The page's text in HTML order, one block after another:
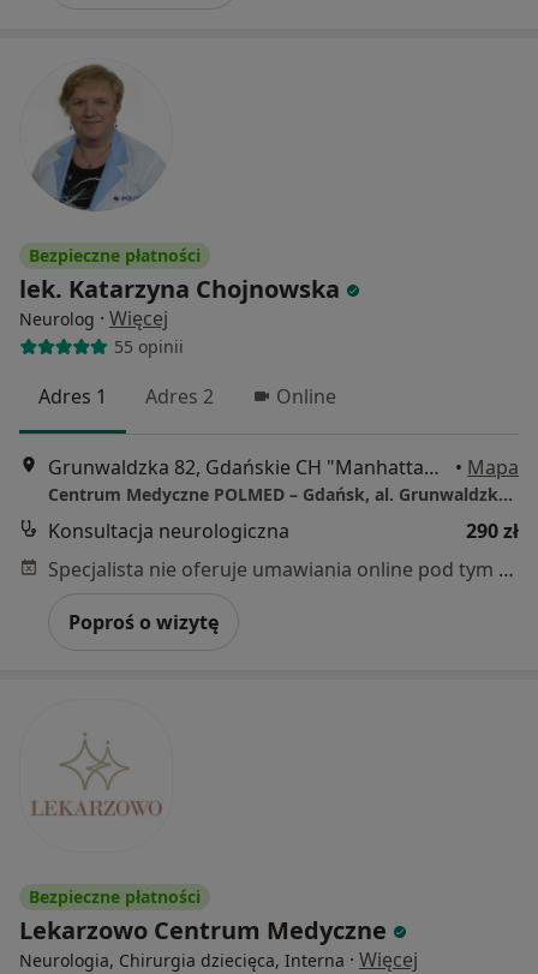
Bezpieczne płatności
lek. Katarzyna Chojnowska
Neurolog · Więcej
55 opinii
Adres 1 Adres 2 Online
Grunwaldzka 82, Gdańskie CH "Manhattan", Gdańsk • Mapa
Centrum Medyczne POLMED – Gdańsk, al. Grunwaldzka 82
Konsultacja neurologiczna
290 zł
Specjalista nie oferuje umawiania online pod tym adresem.
Poproś o wizytę
Bezpieczne płatności
Lekarzowo Centrum Medyczne
Neurologia, Chirurgia dziecięca, Interna · Więcej